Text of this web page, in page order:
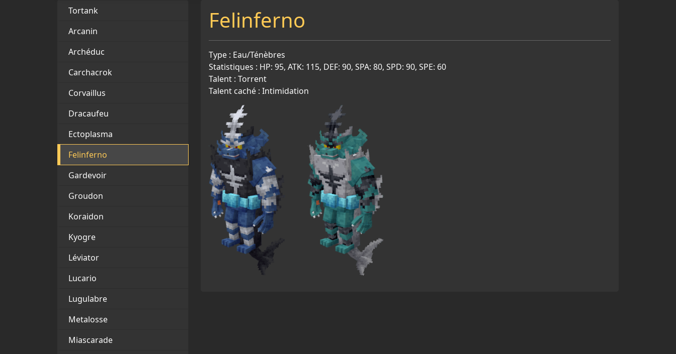
Tortank
Arcanin
Archéduc
Carchacrok
Corvaillus
Dracaufeu
Ectoplasma
Felinferno
Gardevoir
Groudon
Koraidon
Kyogre
Léviator
Lucario
Lugulabre
Metalosse
Miascarade
Felinferno
Type : Eau/Ténèbres
Statistiques : HP: 95, ATK: 115, DEF: 90, SPA: 80, SPD: 90, SPE: 60
Talent : Torrent
Talent caché : Intimidation